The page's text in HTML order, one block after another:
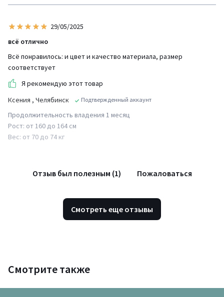
29/05/2025
всё отлично
Всё понравилось: и цвет и качество материала, размер
соответствует
Я рекомендую этот товар
Ксения , Челябинск Подтвержденный аккаунт
Продолжительность владения 1 месяц
Рост: от 160 до 164 см
Вес: от 70 до 74 кг
Отзыв был полезным (1) Пожаловаться
Смотреть еще отзывы
Смотрите также